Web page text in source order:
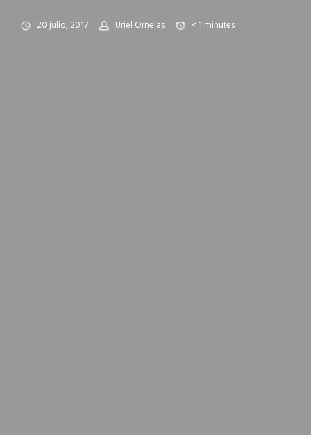
20 julio, 2017 Uriel Ornelas < 1 minutes